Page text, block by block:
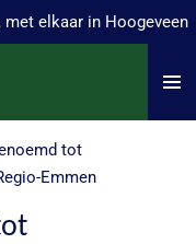
elkaar in Hoogeveen
tot
Emmen